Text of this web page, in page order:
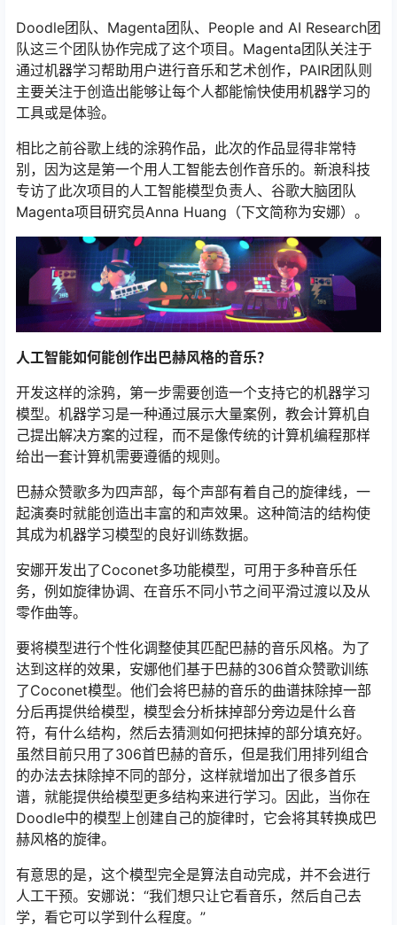
Doodle团队、Magenta团队、People and AI Research团
队这三个团队协作完成了这个项目。Magenta团队关注于
通过机器学习帮助用户进行音乐和艺术创作，PAIR团队则
主要关注于创造出能够让每个人都能愉快使用机器学习的
工具或是体验。
相比之前谷歌上线的涂鸦作品，此次的作品显得非常特
别，因为这是第一个用人工智能去创作音乐的。新浪科技
专访了此次项目的人工智能模型负责人、谷歌大脑团队
Magenta项目研究员Anna Huang（下文简称为安娜）。
人工智能如何能创作出巴赫风格的音乐？
开发这样的涂鸦，第一步需要创造一个支持它的机器学习
模型。机器学习是一种通过展示大量案例，教会计算机自
己提出解决方案的过程，而不是像传统的计算机编程那样
给出一套计算机需要遵循的规则。
巴赫众赞歌多为四声部，每个声部有着自己的旋律线，一
起演奏时就能创造出丰富的和声效果。这种简洁的结构使
其成为机器学习模型的良好训练数据。
安娜开发出了Coconet多功能模型，可用于多种音乐任
务，例如旋律协调、在音乐不同小节之间平滑过渡以及从
零作曲等。
要将模型进行个性化调整使其匹配巴赫的音乐风格。为了
达到这样的效果，安娜他们基于巴赫的306首众赞歌训练
了Coconet模型。他们会将巴赫的音乐的曲谱抹除掉一部
分后再提供给模型，模型会分析抹掉部分旁边是什么音
符，有什么结构，然后去猜测如何把抹掉的部分填充好。
虽然目前只用了306首巴赫的音乐，但是我们用排列组合
的办法去抹除掉不同的部分，这样就增加出了很多首乐
谱，就能提供给模型更多结构来进行学习。因此，当你在
Doodle中的模型上创建自己的旋律时，它会将其转换成巴
赫风格的旋律。
有意思的是，这个模型完全是算法自动完成，并不会进行
人工干预。安娜说：“我们想只让它看音乐，然后自己去
学，看它可以学到什么程度。”